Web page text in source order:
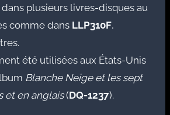
plusieurs livres-disques au
comme dans LLP310F,
été utilisées aux États-Unis
Blanche Neige et les sept
et en anglais(DQ-1237).